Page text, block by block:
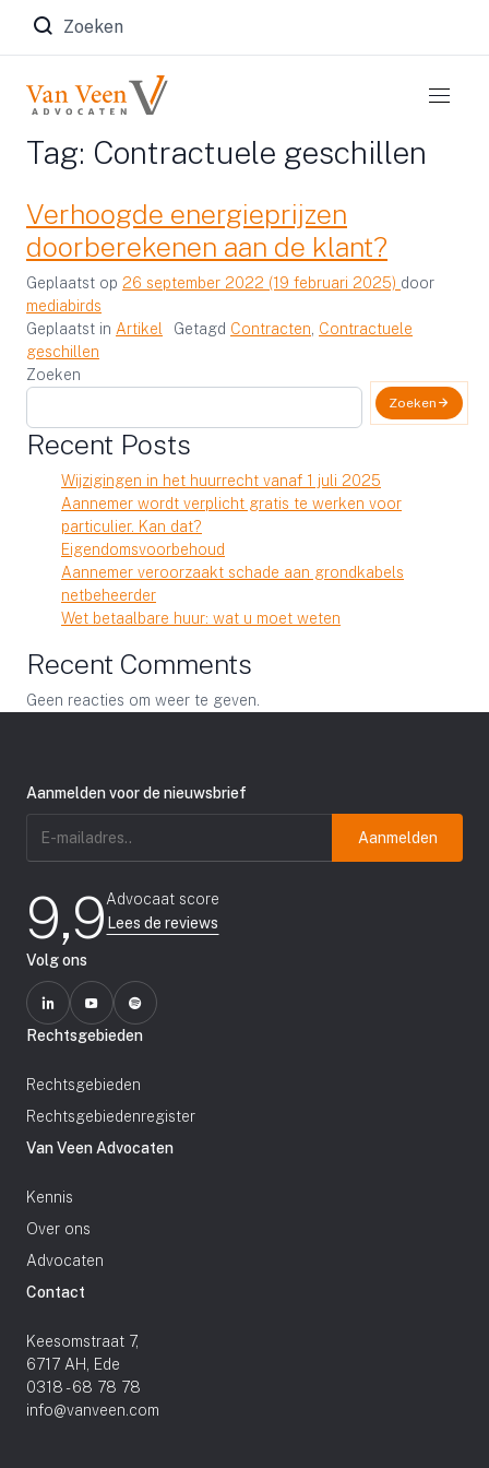
Zoeken naar:
Tag: Contractuele geschillen
Verhoogde energieprijzen
doorberekenen aan de klant?
Geplaatst op 26 september 2022 (19 februari 2025) door
mediabirds
Geplaatst in Artikel Getagd Contracten, Contractuele
geschillen
Zoeken
Zoeken
Recent Posts
Wijzigingen in het huurrecht vanaf 1 juli 2025
Aannemer wordt verplicht gratis te werken voor
particulier. Kan dat?
Eigendomsvoorbehoud
Aannemer veroorzaakt schade aan grondkabels
netbeheerder
Wet betaalbare huur: wat u moet weten
Recent Comments
Geen reacties om weer te geven.
Aanmelden voor de nieuwsbrief
9,9Advocaat score
Lees de reviews
Volg ons
Rechtsgebieden
Rechtsgebieden
Rechtsgebiedenregister
Van Veen Advocaten
Kennis
Over ons
Advocaten
Contact
Keesomstraat 7,
6717 AH, Ede
0318 - 68 78 78
info@vanveen.com